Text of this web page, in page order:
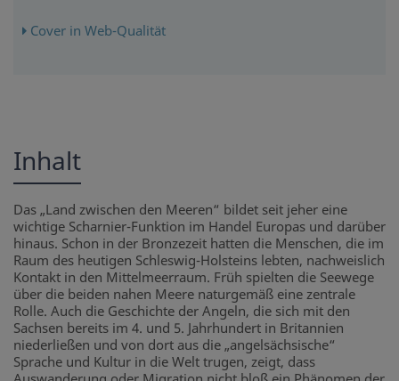
Cover in Web-Qualität
Inhalt
Das „Land zwischen den Meeren“ bildet seit jeher eine
wichtige Scharnier-Funktion im Handel Europas und darüber
hinaus. Schon in der Bronzezeit hatten die Menschen, die im
Raum des heutigen Schleswig-Holsteins lebten, nachweislich
Kontakt in den Mittelmeerraum. Früh spielten die Seewege
über die beiden nahen Meere naturgemäß eine zentrale
Rolle. Auch die Geschichte der Angeln, die sich mit den
Sachsen bereits im 4. und 5. Jahrhundert in Britannien
niederließen und von dort aus die „angelsächsische“
Sprache und Kultur in die Welt trugen, zeigt, dass